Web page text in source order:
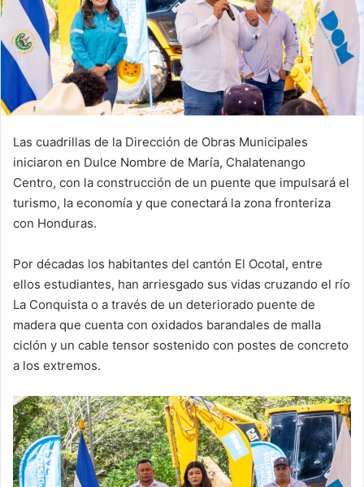
Las cuadrillas de la Dirección de Obras Municipales
iniciaron en Dulce Nombre de María, Chalatenango
Centro, con la construcción de un puente que impulsará el
turismo, la economía y que conectará la zona fronteriza
con Honduras.
Por décadas los habitantes del cantón El Ocotal, entre
ellos estudiantes, han arriesgado sus vidas cruzando el río
La Conquista o a través de un deteriorado puente de
madera que cuenta con oxidados barandales de malla
ciclón y un cable tensor sostenido con postes de concreto
a los extremos.